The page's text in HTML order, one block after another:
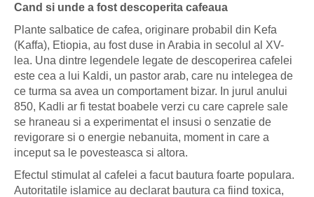
Cand si unde a fost descoperita cafeaua
Plante salbatice de cafea, originare probabil din Kefa
(Kaffa), Etiopia, au fost duse in Arabia in secolul al XV-
lea. Una dintre legendele legate de descoperirea cafelei
este cea a lui Kaldi, un pastor arab, care nu intelegea de
ce turma sa avea un comportament bizar. In jurul anului
850, Kadli ar fi testat boabele verzi cu care caprele sale
se hraneau si a experimentat el insusi o senzatie de
revigorare si o energie nebanuita, moment in care a
inceput sa le povesteasca si altora.
Efectul stimulat al cafelei a facut bautura foarte populara.
Autoritatile islamice au declarat bautura ca fiind toxica,